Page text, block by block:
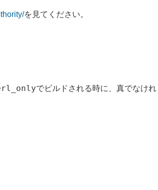
を見てください。
でビルドされる時に、真でなけれ